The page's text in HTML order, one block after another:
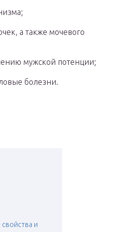
а также мочевого
мужской потенции;
болезни.
и